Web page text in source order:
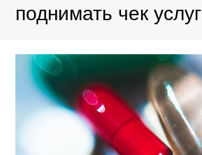
поднимать чек услуг